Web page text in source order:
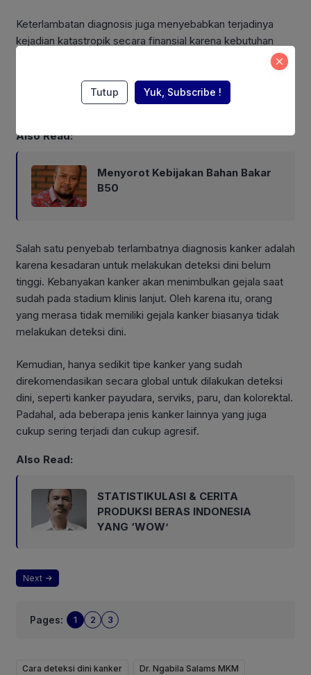
Keterlambatan diagnosis juga menyebabkan terjadinya
kejadian katastropik secara finansial karena kebutuhan
(pembedahan, kemoterapi, hormon terapi, terapi target).
Tentunya, biaya pengobatan kanker yang terdeteksi pada
stadium lanjut lebih besar dibandingkan stadium awal.
Also Read:
Menyorot Kebijakan Bahan Bakar
B50
Salah satu penyebab terlambatnya diagnosis kanker adalah
karena kesadaran untuk melakukan deteksi dini belum
tinggi. Kebanyakan kanker akan menimbulkan gejala saat
sudah pada stadium klinis lanjut. Oleh karena itu, orang
yang merasa tidak memiliki gejala kanker biasanya tidak
melakukan deteksi dini.
Kemudian, hanya sedikit tipe kanker yang sudah
direkomendasikan secara global untuk dilakukan deteksi
dini, seperti kanker payudara, serviks, paru, dan kolorektal.
Padahal, ada beberapa jenis kanker lainnya yang juga
cukup sering terjadi dan cukup agresif.
Also Read:
STATISTIKULASI & CERITA
PRODUKSI BERAS INDONESIA
YANG ‘WOW’
Next
Pages: 1 2 3
Cara deteksi dini kanker Dr. Ngabila Salams MKM
Tutup Yuk, Subscribe !